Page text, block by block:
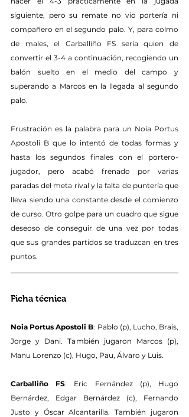
siguiente, pero su remate no vio portería ni
compañero en el segundo palo. Y, para colmo
de males, el Carballiño FS sería quien de
convertir el 3-4 a continuación, recogiendo un
balón suelto en el medio del campo y
superando a Marcos en la llegada al segundo
palo.
Frustración es la palabra para un Noia Portus
Apostoli B que lo intentó de todas formas y
hasta los segundos finales con el portero-
jugador, pero acabó frenado por varias
paradas del meta rival y la falta de puntería que
lleva siendo una constante desde el comienzo
de curso. Otro golpe para un cuadro que sigue
deseoso de conseguir de una vez por todas
que sus grandes partidos se traduzcan en tres
puntos.
Ficha técnica
Noia Portus Apostoli B: Pablo (p), Lucho, Brais,
Jorge y Dani. También jugaron Marcos (p),
Manu Lorenzo (c), Hugo, Pau, Álvaro y Luis.
Carballiño FS: Eric Fernández (p), Hugo
Bernárdez, Edgar Bernárdez (c), Fernando
Justo y Óscar Alcantarilla. También jugaron